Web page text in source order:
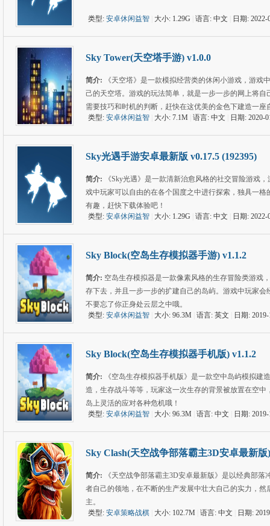
类型: 安卓休闲益智 大小: 1.29G 语言: 中文 日期: 2022-
Sky Tower(天空塔手游) v1.0.0
简介:
《天空塔》是一款模拟经营类的休闲小游戏，游
己的天空塔。游戏的玩法简单，就是一步一步的网上将
需要技巧和时机的判断，赶快在这优美的金色下建造一座
类型: 安卓休闲益智 大小: 7.1M 语言: 中文 日期: 2020-
Sky光遇手游安卓最新版 v0.17.5 (192395)
简介:
《Sky光遇》是一款清新治愈风格的社交冒险游戏
戏中玩家可以自由的在各个国度之中进行探索，独具一
有趣，赶快下载体验吧！
类型: 安卓休闲益智 大小: 1.29G 语言: 中文 日期: 2022-
Sky Block(空岛生存模拟器手游) v1.1.2
简介: 空岛生存模拟器是一款像素风格的生存冒险类游戏
存下去，并且一步一步的扩建自己的岛屿。游戏中玩家
不要忘了你正身处云层之中哦。
类型: 安卓休闲益智 大小: 96.3M 语言: 英文 日期:
Sky Block(空岛生存模拟器手机版) v1.1.2
简介:
《空岛生存模拟器手机版》是一款空中岛屿模拟
造，生存战斗等等，玩家这一次生存的背景被放置在空
岛上灵活的应对各种危机哦！
类型: 安卓休闲益智 大小: 96.3M 语言: 中文 日期:
Sky Clash(天空战争部落霸主3D安卓最新版
简介:
《天空战争部落霸主3D安卓最新版》是以经典部
者自己的领地，在不断的生产发展中壮大自己的实力，
主。
类型: 安卓策略战棋 大小: 102.7M 语言: 中文 日期: